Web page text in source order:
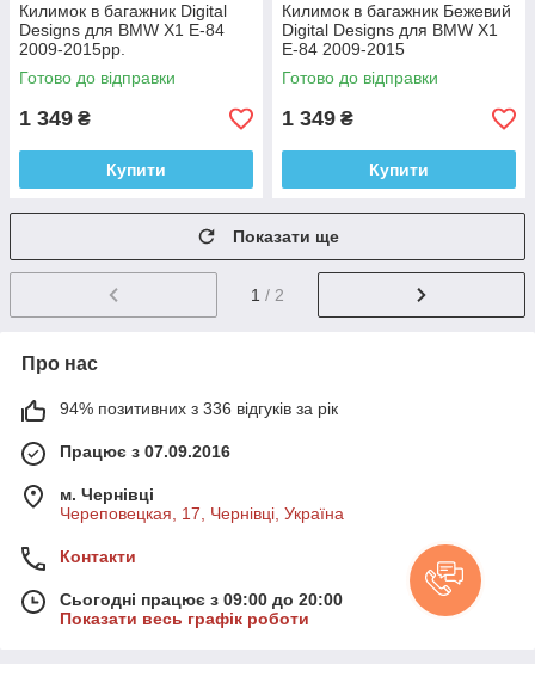
Килимок в багажник Digital
Designs для BMW X1 E-84
2009-2015рр.
Етилвінілацетат
Готово до відправки
1 349 ₴
Купити
Килимок в багажник Бежевий
Digital Designs для BMW X1
E-84 2009-2015
Етилвінілацетат
Готово до відправки
1 349 ₴
Купити
Показати ще
1 / 2
Про нас
94% позитивних з 336 відгуків за рік
Працює з 07.09.2016
м. Чернівці
Череповецкая, 17, Чернівці, Україна
Контакти
Сьогодні працює з 09:00 до 20:00
Показати весь графік роботи